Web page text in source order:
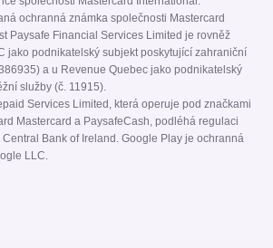
ochranná známka společnosti Mastercard
Paysafe Financial Services Limited je rovněž
jako podnikatelský subjekt poskytující zahraniční
a u Revenue Quebec jako podnikatelský
služby (č. 11915).
Services Limited, která operuje pod značkami
Mastercard a PaysafeCash, podléhá regulaci
Bank of Ireland. Google Play je ochranná
LLC.